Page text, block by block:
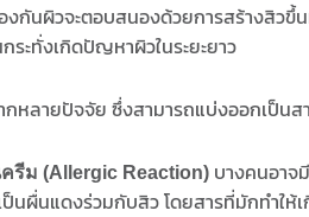
งกันผิวจะตอบสนองด้วยการสร้างสิวขึ้
ะทั่งเกิดปัญหาผิวในระยะยาว
กหลายปัจจัย ซึ่งสามารถแบ่งออกเป็น
รีม (Allergic Reaction) บางคนอาจ
นผื่นแดงร่วมกับสิว โดยสารที่มักทำให้